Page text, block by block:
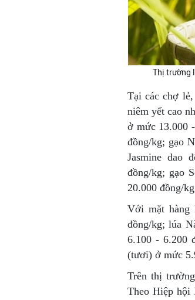
Thị trường
Tại các chợ
niêm yết cao
ở mức 13.000
đồng/kg; gạo
Jasmine dao
đồng/kg; gạo
20.000 đồng/
Với mặt hàng
đồng/kg; lúa
6.100 - 6.200
(tươi) ở mức
Trên thị
Theo Hiệp hội